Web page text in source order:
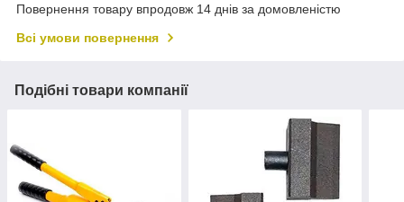
Повернення товару впродовж 14 днів за домовленістю
Всі умови повернення
Подібні товари компанії